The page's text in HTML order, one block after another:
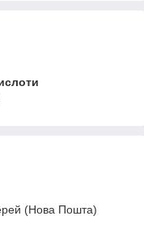
(Нова Пошта)